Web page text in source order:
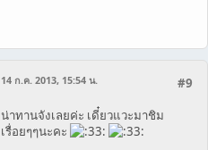
#9
14 ก.ค. 2013, 15:54 น.
น่าทานจังเลยค่ะ เดี๋ยวแวะมาชิม
เรื่อยๆๆนะคะ